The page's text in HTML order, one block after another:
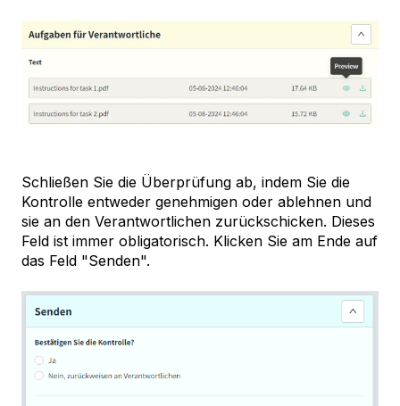
Schließen Sie die Überprüfung ab, indem Sie die
Kontrolle entweder genehmigen oder ablehnen und
sie an den Verantwortlichen zurückschicken. Dieses
Feld ist immer obligatorisch. Klicken Sie am Ende auf
das Feld "Senden".